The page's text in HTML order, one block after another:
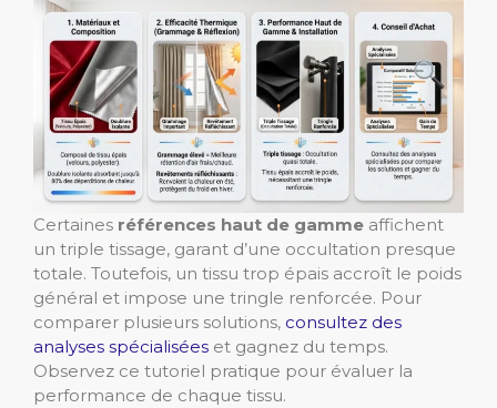
Certaines références haut de gamme affichent
un triple tissage, garant d’une occultation presque
totale. Toutefois, un tissu trop épais accroît le poids
général et impose une tringle renforcée. Pour
comparer plusieurs solutions, consultez des
analyses spécialisées et gagnez du temps.
Observez ce tutoriel pratique pour évaluer la
performance de chaque tissu.